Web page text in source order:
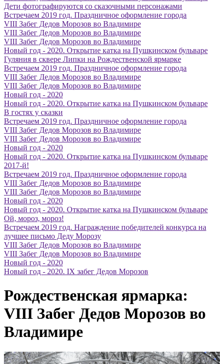
Дети фотографируются со сказочными персонажами
Встречаем 2019 год. Праздничное оформление города
VIII Забег Дедов Морозов во Владимире
VIII Забег Дедов Морозов во Владимире
VIII Забег Дедов Морозов во Владимире
Новый год - 2020. Открытие катка на Пушкинском бульваре
Гуляния в сквере Липки на Рождественской ярмарке
Встречаем 2019 год. Праздничное оформление города
VIII Забег Дедов Морозов во Владимире
VIII Забег Дедов Морозов во Владимире
Новый год - 2020
Новый год - 2020. Открытие катка на Пушкинском бульваре
В гостях у сказки
Встречаем 2019 год. Праздничное оформление города
VIII Забег Дедов Морозов во Владимире
VIII Забег Дедов Морозов во Владимире
Новый год - 2020
Новый год - 2020. Открытие катка на Пушкинском бульваре
2017-й!
Встречаем 2019 год. Праздничное оформление города
VIII Забег Дедов Морозов во Владимире
VIII Забег Дедов Морозов во Владимире
Новый год - 2020
Новый год - 2020. Открытие катка на Пушкинском бульваре
Ой, мороз, мороз!
Встречаем 2019 год. Награждение победителей конкурса на
лучшее письмо Деду Морозу
VIII Забег Дедов Морозов во Владимире
VIII Забег Дедов Морозов во Владимире
Новый год - 2020
Новый год - 2020. IX забег Дедов Морозов
Рождественская ярмарка:
VIII Забег Дедов Морозов во
Владимире